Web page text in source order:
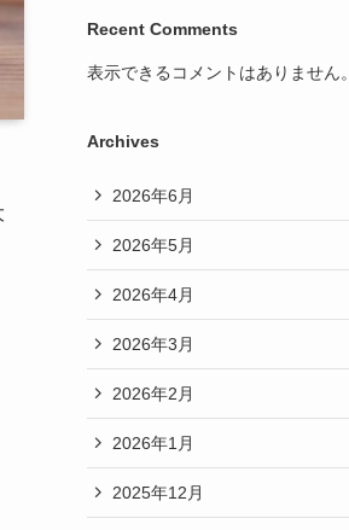
Recent Comments
表示できるコメントはありません。
Archives
2026年6月
2026年5月
2026年4月
2026年3月
2026年2月
2026年1月
2025年12月